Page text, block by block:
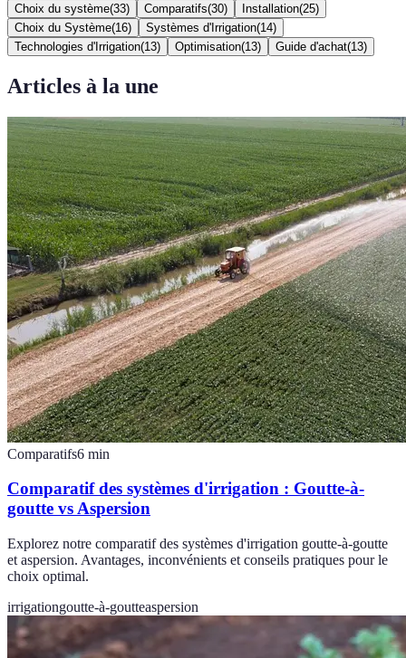
Choix du système(33) Comparatifs(30) Installation(25)
Choix du Système(16) Systèmes d'Irrigation(14)
Technologies d'Irrigation(13) Optimisation(13) Guide d'achat(13)
Articles à la une
Comparatifs6 min
Comparatif des systèmes d'irrigation : Goutte-à-
goutte vs Aspersion
Explorez notre comparatif des systèmes d'irrigation goutte-à-goutte
et aspersion. Avantages, inconvénients et conseils pratiques pour le
choix optimal.
irrigationgoutte-à-goutteaspersion